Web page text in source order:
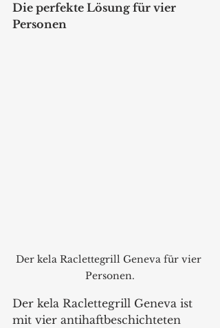
Die perfekte Lösung für vier
Personen
Der kela Raclettegrill Geneva für vier
Personen.
Der kela Raclettegrill Geneva ist
mit vier antihaftbeschichteten